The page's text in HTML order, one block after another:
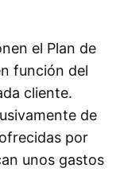
el Plan de
función del
cliente.
de
por
unos gastos